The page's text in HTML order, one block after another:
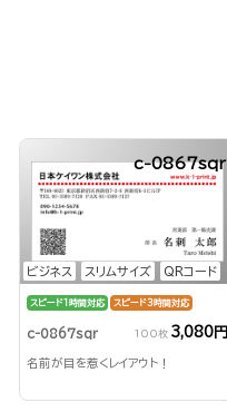
ビジネス スリムサイズ QRコード
c-0867sqr
スピード1時間対応 スピード3時間対応
c-0867sqr 100枚 3,080円
名前が目を惹くレイアウト！